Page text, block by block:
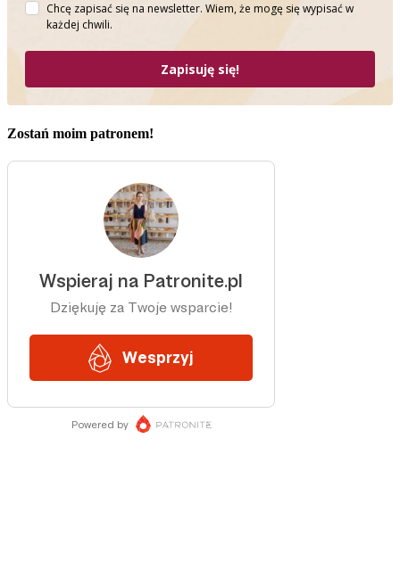
Chcę zapisać się na newsletter. Wiem, że mogę się wypisać w
każdej chwili.
Zapisuję się!
Zostań moim patronem!